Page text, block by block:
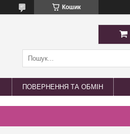
Кошик
ПОВЕРНЕННЯ ТА ОБМІН